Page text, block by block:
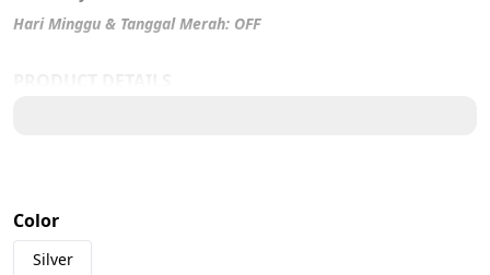
Hari Minggu & Tanggal Merah: OFF
US 6 – 5,8 cm
US 7 – 6 cm
Color
Silver